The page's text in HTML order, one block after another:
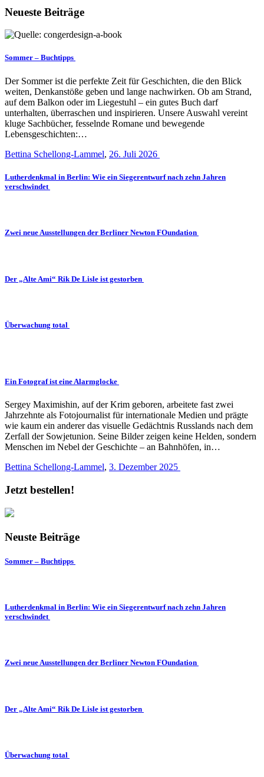
Neueste Beiträge
Sommer – Buchtipps
Der Sommer ist die perfekte Zeit für Geschichten, die den Blick
weiten, Denkanstöße geben und lange nachwirken. Ob am Strand,
auf dem Balkon oder im Liegestuhl – ein gutes Buch darf
unterhalten, überraschen und inspirieren. Unsere Auswahl vereint
kluge Sachbücher, fesselnde Romane und bewegende
Lebensgeschichten:…
Bettina Schellong-Lammel, 26. Juli 2026
Lutherdenkmal in Berlin: Wie ein Siegerentwurf nach zehn Jahren
verschwindet
Zwei neue Ausstellungen der Berliner Newton FOundation
Der „Alte Ami“ Rik De Lisle ist gestorben
Überwachung total
Ein Fotograf ist eine Alarmglocke
Sergey Maximishin, auf der Krim geboren, arbeitete fast zwei
Jahrzehnte als Fotojournalist für internationale Medien und prägte
wie kaum ein anderer das visuelle Gedächtnis Russlands nach dem
Zerfall der Sowjetunion. Seine Bilder zeigen keine Helden, sondern
Menschen im Nebel der Geschichte – an Bahnhöfen, in…
Bettina Schellong-Lammel, 3. Dezember 2025
Jetzt bestellen!
Neuste Beiträge
Sommer – Buchtipps
Lutherdenkmal in Berlin: Wie ein Siegerentwurf nach zehn Jahren
verschwindet
Zwei neue Ausstellungen der Berliner Newton FOundation
Der „Alte Ami“ Rik De Lisle ist gestorben
Überwachung total